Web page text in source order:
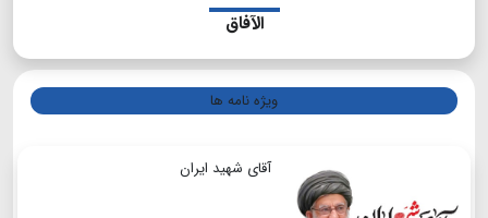
الآفاق
ویژه نامه ها
آقای شهید ایران